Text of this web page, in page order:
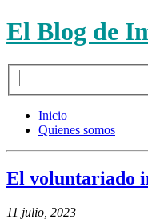
El Blog de
Inicio
Quienes somos
El voluntariado
11 julio, 2023